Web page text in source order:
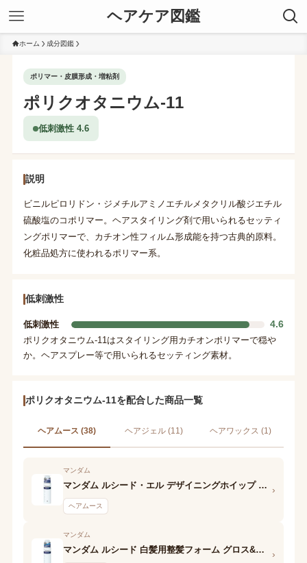
ヘアケア図鑑
ホーム 成分図鑑
ポリマー・皮膜形成・増粘剤
ポリクオタニウム-11
低刺激性 4.6
説明
ビニルピロリドン・ジメチルアミノエチルメタクリル酸ジエチル
硫酸塩のコポリマー。ヘアスタイリング剤で用いられるセッティ
ングポリマーで、カチオン性フィルム形成能を持つ古典的原料。
化粧品処方に使われるポリマー系。
低刺激性
低刺激性 4.6
ポリクオタニウム-11はスタイリング用カチオンポリマーで穏や
か。ヘアスプレー等で用いられるセッティング素材。
ポリクオタニウム-11を配合した商品一覧
ヘアムース (38) ヘアジェル (11) ヘアワックス (1)
マンダム
マンダム ルシード・エル デザイニングホイップ ビューティウェーブフォーム
ヘアムース
›
マンダム
マンダム ルシード 白髪用整髪フォーム グロス&ハード ›